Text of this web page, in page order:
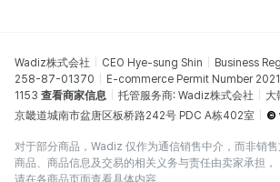
Wadiz株式会社 CEO Hye-sung Shin
Business
258-87-01370
E-commerce Permit Number
1153 查看商家信息 托管服务商: Wadiz株式会社
大
京畿道城南市盆唐区板桥路242号 PDC A栋402室
©
对于部分商品，Wadiz 仅作为通信销售中介，而非销售
商品、商品信息及交易的相关义务与责任由卖家承担，
请在各商品页面查看具体内容。